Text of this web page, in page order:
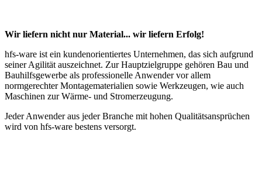
Wir liefern nicht nur Material... wir liefern Erfolg!
hfs-ware ist ein kundenorientiertes Unternehmen, das sich aufgrund
seiner Agilität auszeichnet. Zur Hauptzielgruppe gehören Bau und
Bauhilfsgewerbe als professionelle Anwender vor allem
normgerechter Montagematerialien sowie Werkzeugen, wie auch
Maschinen zur Wärme- und Stromerzeugung.
Jeder Anwender aus jeder Branche mit hohen Qualitätsansprüchen
wird von hfs-ware bestens versorgt.